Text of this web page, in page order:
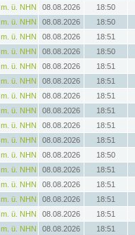
m. ü. NHN 08.08.2026 18:50
m. ü. NHN 08.08.2026 18:50
m. ü. NHN 08.08.2026 18:51
m. ü. NHN 08.08.2026 18:50
m. ü. NHN 08.08.2026 18:51
m. ü. NHN 08.08.2026 18:51
m. ü. NHN 08.08.2026 18:51
m. ü. NHN 08.08.2026 18:51
m. ü. NHN 08.08.2026 18:51
m. ü. NHN 08.08.2026 18:51
m. ü. NHN 08.08.2026 18:50
m. ü. NHN 08.08.2026 18:51
m. ü. NHN 08.08.2026 18:51
m. ü. NHN 08.08.2026 18:51
m. ü. NHN 08.08.2026 18:51
m. ü. NHN 08.08.2026 18:51